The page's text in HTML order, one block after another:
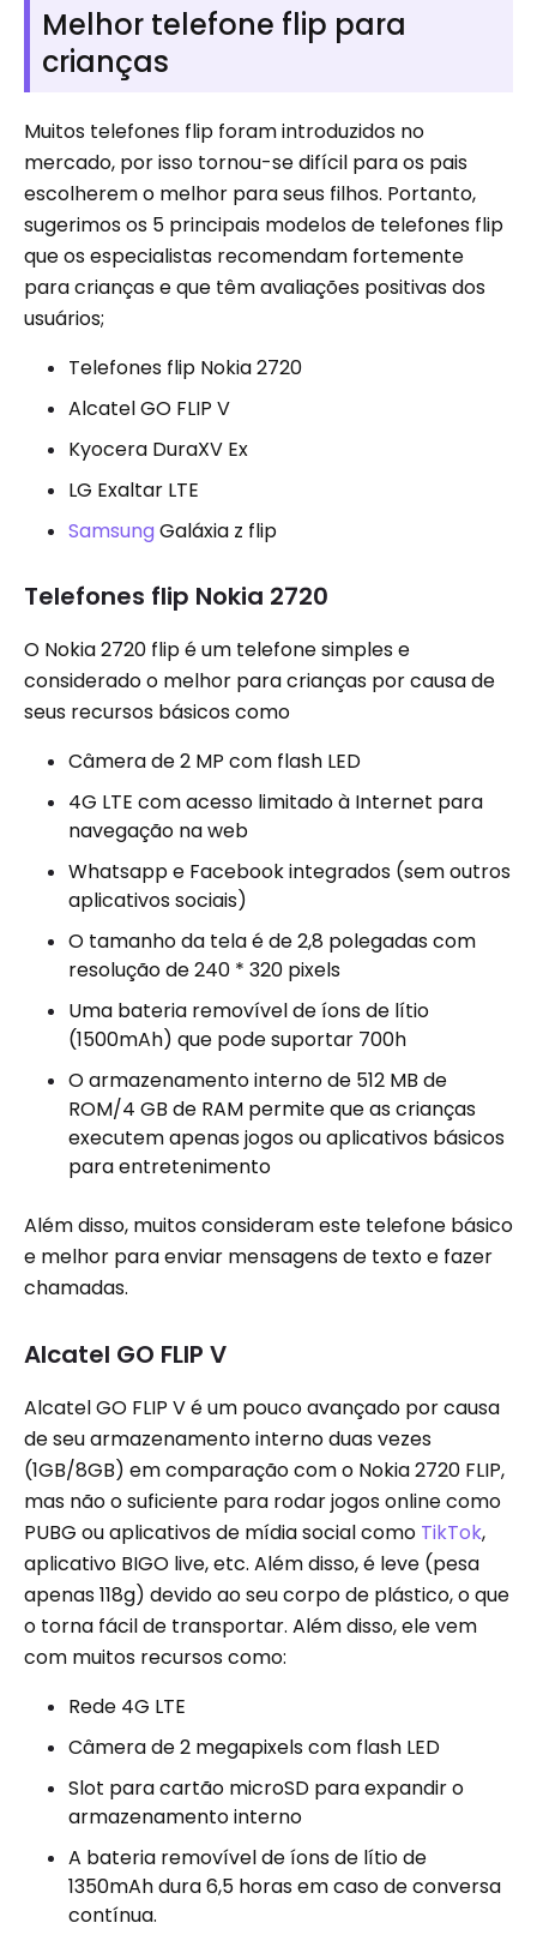
Melhor telefone flip para
crianças
Muitos telefones flip foram introduzidos no
mercado, por isso tornou-se difícil para os pais
escolherem o melhor para seus filhos. Portanto,
sugerimos os 5 principais modelos de telefones flip
que os especialistas recomendam fortemente
para crianças e que têm avaliações positivas dos
usuários;
Telefones flip Nokia 2720
Alcatel GO FLIP V
Kyocera DuraXV Ex
LG Exaltar LTE
Samsung Galáxia z flip
Telefones flip Nokia 2720
O Nokia 2720 flip é um telefone simples e
considerado o melhor para crianças por causa de
seus recursos básicos como
Câmera de 2 MP com flash LED
4G LTE com acesso limitado à Internet para
navegação na web
Whatsapp e Facebook integrados (sem outros
aplicativos sociais)
O tamanho da tela é de 2,8 polegadas com
resolução de 240 * 320 pixels
Uma bateria removível de íons de lítio
(1500mAh) que pode suportar 700h
O armazenamento interno de 512 MB de
ROM/4 GB de RAM permite que as crianças
executem apenas jogos ou aplicativos básicos
para entretenimento
Além disso, muitos consideram este telefone básico
e melhor para enviar mensagens de texto e fazer
chamadas.
Alcatel GO FLIP V
Alcatel GO FLIP V é um pouco avançado por causa
de seu armazenamento interno duas vezes
(1GB/8GB) em comparação com o Nokia 2720 FLIP,
mas não o suficiente para rodar jogos online como
PUBG ou aplicativos de mídia social como TikTok,
aplicativo BIGO live, etc. Além disso, é leve (pesa
apenas 118g) devido ao seu corpo de plástico, o que
o torna fácil de transportar. Além disso, ele vem
com muitos recursos como:
Rede 4G LTE
Câmera de 2 megapixels com flash LED
Slot para cartão microSD para expandir o
armazenamento interno
A bateria removível de íons de lítio de
1350mAh dura 6,5 ​​horas em caso de conversa
contínua.